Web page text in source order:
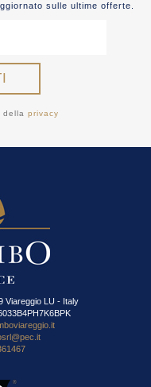
sulle ultime offerte.
dellaprivacy
Viareggio LU - Italy